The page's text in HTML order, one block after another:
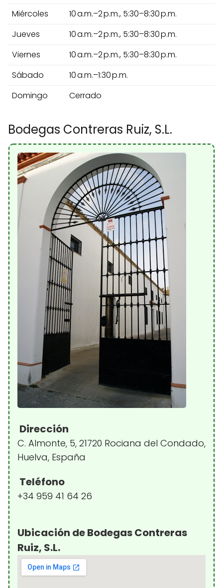
Miércoles
10 a.m.–2 p.m., 5:30–8:30 p.m.
Jueves
10 a.m.–2 p.m., 5:30–8:30 p.m.
Viernes
10 a.m.–2 p.m., 5:30–8:30 p.m.
Sábado
10 a.m.–1:30 p.m.
Domingo
Cerrado
Bodegas Contreras Ruiz, S.L.
Dirección
C. Almonte, 5, 21720 Rociana del Condado,
Huelva, España
Teléfono
+34 959 41 64 26
Ubicación de Bodegas Contreras
Ruiz, S.L.